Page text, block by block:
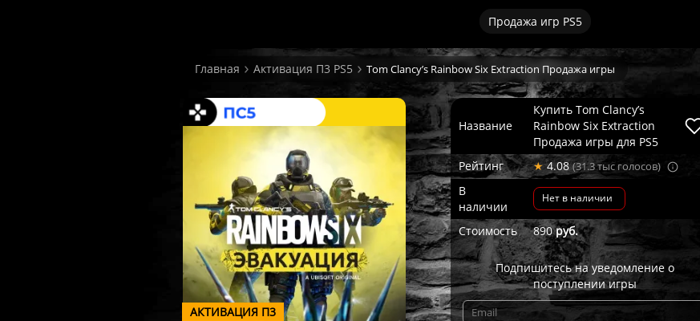
Продажа игр PS5
Главная Активация П3 PS5 Tom Clancy’s Rainbow Six Extraction Продажа игры
АКТИВАЦИЯ П3
Название
Купить Tom Clancy’s
Rainbow Six Extraction
Продажа игры для PS5
Рейтинг
★4.08(31.3 тыс голосов)
В
наличии
Нет в наличии
Стоимость 890руб.
Подпишитесь на уведомление о
поступлении игры